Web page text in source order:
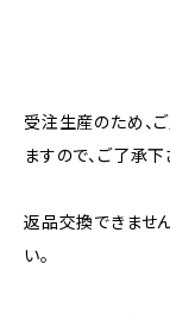
受注生産のため、
ますので、ご了承下
返品交換できませ
い。